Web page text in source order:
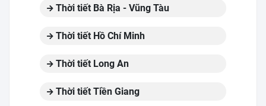
Thời tiết Bà Rịa - Vũng Tàu
Thời tiết Hồ Chí Minh
Thời tiết Long An
Thời tiết Tiền Giang